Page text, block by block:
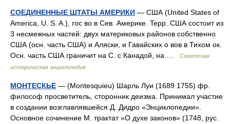
СОЕДИНЕННЫЕ ШТАТЫ АМЕРИКИ — США (United States of
America, U. S. A.), гос во в Сев. Америке. Tepp. США состоит из
3 несмежных частей: двух материковых районов собственно
США (осн. часть США) и Аляски, и Гавайских о вов в Тихом ок.
Осн. часть США граничит на С. с Канадой, на …
Советская
историческая энциклопедия
МОНТЕСКЬЕ — (Montesquieu) Шарль Луи (1689 1755) фр.
философ просветитель, сторонник деизма. Принимал участие
в создании возглавлявшейся Д. Дидро «Энциклопедии».
Основное сочинение М. трактат «О духе законов» (1748, рус.